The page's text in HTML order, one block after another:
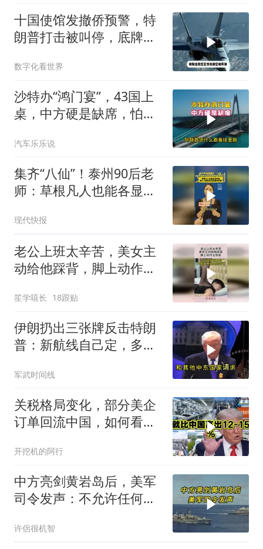
十国使馆发撤侨预警，特
朗普打击被叫停，底牌将
数字化看世界
沙特办“鸿门宴”，43国上
桌，中方硬是缺席，怕得
汽车乐乐说
集齐“八仙”！泰州90后老
师：草根凡人也能各显神
光时刻
现代快报
老公上班太辛苦，美女主
动给他踩背，脚上动作太
笙学嘻长 18跟贴
伊朗扔出三张牌反击特朗
普：新航线自己定，多国
前状态
军武时间线
关税格局变化，部分美企
订单回流中国，如何看待
听听
开挖机的阿行
中方亮剑黄岩岛后，美军
司令发声：不允许任何国
许侶很机智